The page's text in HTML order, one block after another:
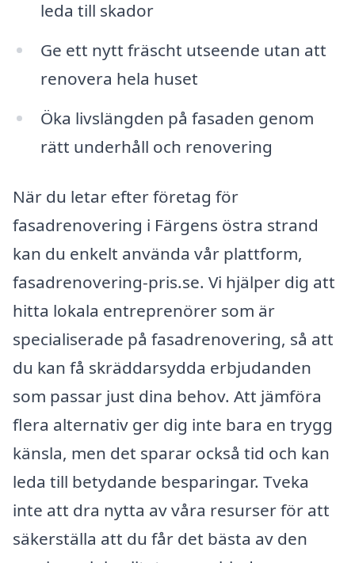
leda till skador
Ge ett nytt fräscht utseende utan att
renovera hela huset
Öka livslängden på fasaden genom
rätt underhåll och renovering
När du letar efter företag för
fasadrenovering i Färgens östra strand
kan du enkelt använda vår plattform,
fasadrenovering-pris.se. Vi hjälper dig att
hitta lokala entreprenörer som är
specialiserade på fasadrenovering, så att
du kan få skräddarsydda erbjudanden
som passar just dina behov. Att jämföra
flera alternativ ger dig inte bara en trygg
känsla, men det sparar också tid och kan
leda till betydande besparingar. Tveka
inte att dra nytta av våra resurser för att
säkerställa att du får det bästa av den